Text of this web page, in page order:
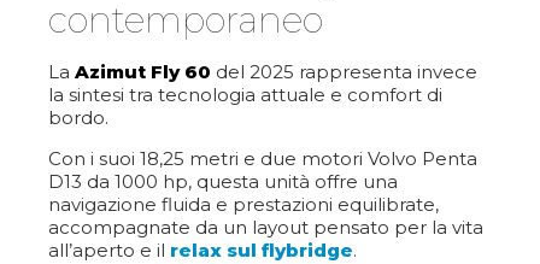
contemporaneo
La Azimut Fly 60 del 2025 rappresenta invece
la sintesi tra tecnologia attuale e comfort di
bordo.
Con i suoi 18,25 metri e due motori Volvo Penta
D13 da 1000 hp, questa unità offre una
navigazione fluida e prestazioni equilibrate,
accompagnate da un layout pensato per la vita
all’aperto e il relax sul flybridge.